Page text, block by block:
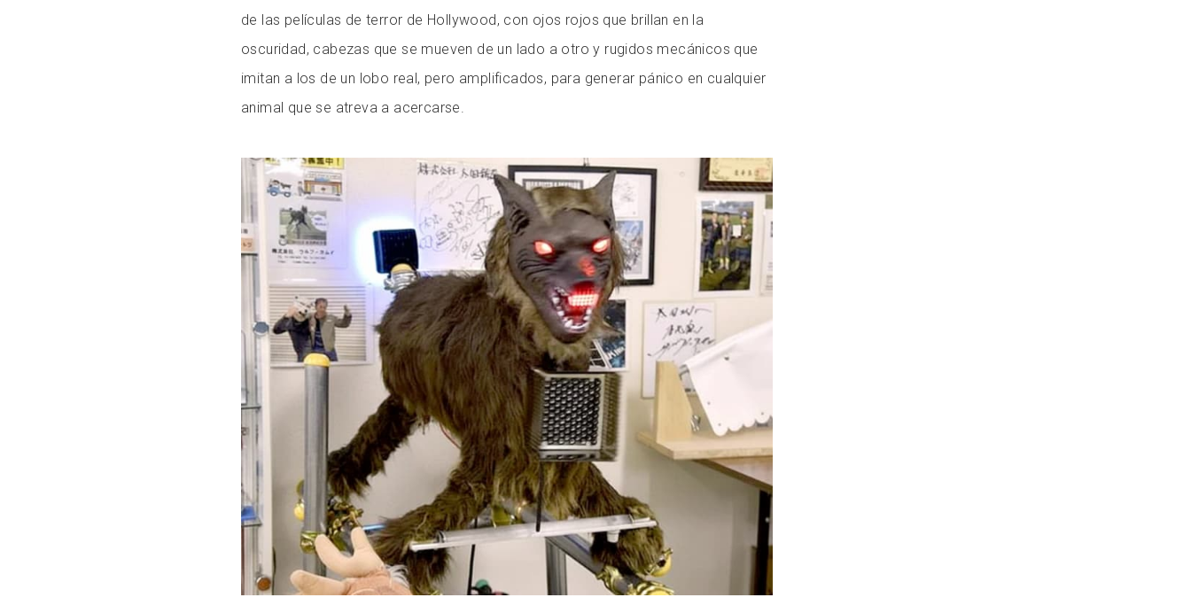
de las películas de terror de Hollywood, con ojos rojos que brillan en la
oscuridad, cabezas que se mueven de un lado a otro y rugidos mecánicos que
imitan a los de un lobo real, pero amplificados, para generar pánico en cualquier
animal que se atreva a acercarse.